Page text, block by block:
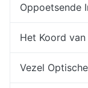
Oppoetsende
Het Koord
Vezel